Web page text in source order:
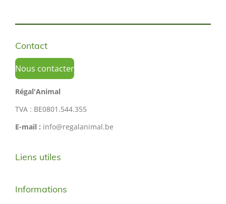
Contact
Nous contacter
Régal'Animal
TVA : BE0801.544.355
E-mail : info@regalanimal.be
Liens utiles
Informations